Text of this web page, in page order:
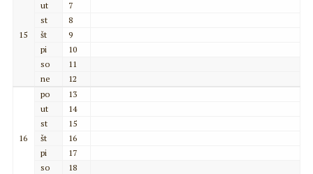
15
ut
7
st
8
št
9
pi
10
so
11
ne
12
16
po
13
ut
14
st
15
št
16
pi
17
so
18